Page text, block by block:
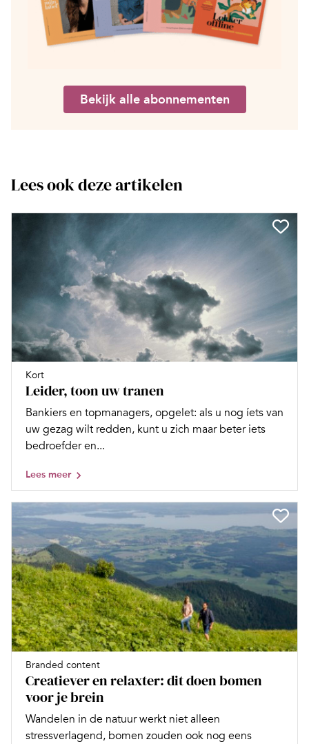
Bekijk alle abonnementen
Lees ook deze artikelen
Kort
Leider, toon uw tranen
Bankiers en topmanagers, opgelet: als u nog íets van
uw gezag wilt redden, kunt u zich maar beter iets
bedroefder en...
Lees meer
Branded content
Creatiever en relaxter: dit doen bomen
voor je brein
Wandelen in de natuur werkt niet alleen
stressverlagend, bomen zouden ook nog eens